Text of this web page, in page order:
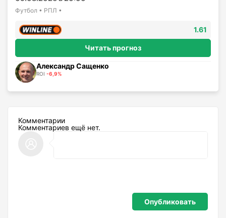
Футбол • РПЛ •
1.61
Читать прогноз
Александр Сащенко
ROI -6,9%
Комментарии
Комментариев ещё нет.